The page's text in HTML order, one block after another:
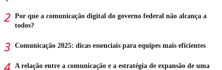
Por que a comunicação digital do governo federal não alcança a
todos?
Comunicação 2025: dicas essenciais para equipes mais eficientes
A relação entre a comunicação e a estratégia de expansão de uma